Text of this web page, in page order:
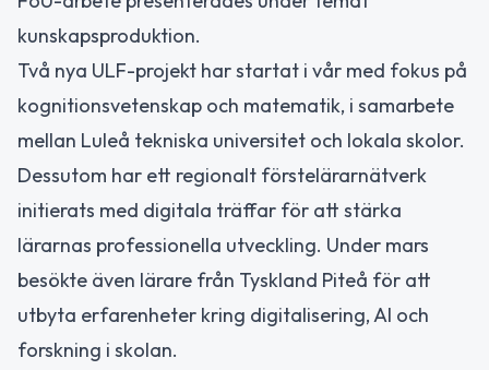
kunskapsproduktion.
Två nya ULF-projekt har startat i vår med fokus på
kognitionsvetenskap och matematik, i samarbete
mellan Luleå tekniska universitet och lokala skolor.
Dessutom har ett regionalt förstelärarnätverk
initierats med digitala träffar för att stärka
lärarnas professionella utveckling. Under mars
besökte även lärare från Tyskland Piteå för att
utbyta erfarenheter kring digitalisering, AI och
forskning i skolan.